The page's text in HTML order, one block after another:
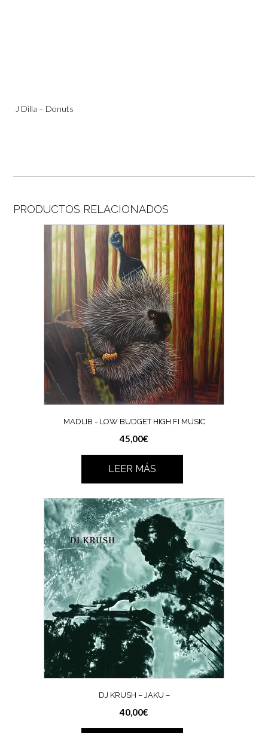
J Dilla – Donuts
PRODUCTOS RELACIONADOS
MADLIB ‎- LOW BUDGET HIGH FI MUSIC
45,00€
LEER MÁS
DJ KRUSH – JAKU –
40,00€